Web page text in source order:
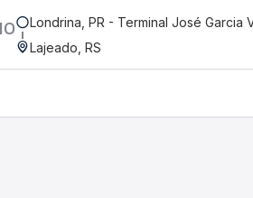
Londrina, PR - Terminal José Garcia
Lajeado, RS